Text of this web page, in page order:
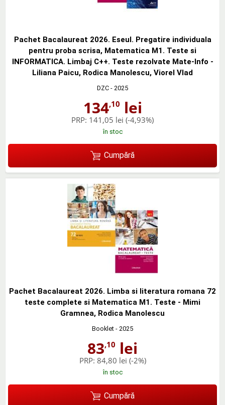
Pachet Bacalaureat 2026. Eseul. Pregatire individuala
pentru proba scrisa, Matematica M1. Teste si
INFORMATICA. Limbaj C++. Teste rezolvate Mate-Info -
Liliana Paicu, Rodica Manolescu, Viorel Vlad
DZC - 2025
134,10 lei
PRP: 141,05 lei (-4,93%)
în stoc
Cumpără
Pachet Bacalaureat 2026. Limba si literatura romana 72
teste complete si Matematica M1. Teste - Mimi
Gramnea, Rodica Manolescu
Booklet - 2025
83,10 lei
PRP: 84,80 lei (-2%)
în stoc
Cumpără